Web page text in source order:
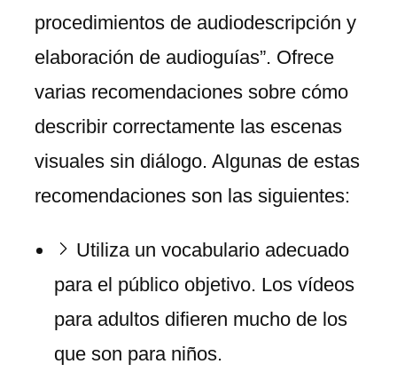
procedimientos de audiodescripción y
elaboración de audioguías”. Ofrece
varias recomendaciones sobre cómo
describir correctamente las escenas
visuales sin diálogo. Algunas de estas
recomendaciones son las siguientes:
Utiliza un vocabulario adecuado
para el público objetivo. Los vídeos
para adultos difieren mucho de los
que son para niños.